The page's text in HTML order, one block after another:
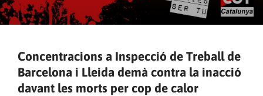
Concentracions a Inspecció de Treball de
Barcelona i Lleida demà contra la inacció
davant les morts per cop de calor